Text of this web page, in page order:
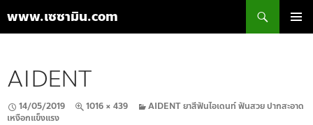
www.เซซามิน.com
เนื้อหา
AIDENT
14/05/2019 1016 × 439
AIDENT ยาสีฟันไอเดนท์ ฟันสวย ปากสะอาด
เหงือกแข็งแรง